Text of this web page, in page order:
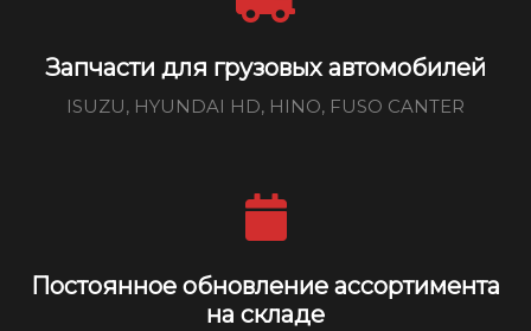
Запчасти для грузовых автомобилей
ISUZU, HYUNDAI HD, HINO, FUSO CANTER
Постоянное обновление ассортимента
на складе